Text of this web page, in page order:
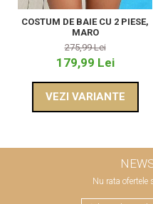
COSTUM DE BAIE CU 2 PIESE,
MARO
275,99 Lei
179,99 Lei
VEZI VARIANTE
Nu rata